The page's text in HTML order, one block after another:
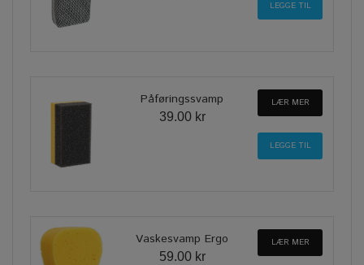
Påføringssvamp
39.00 kr
LÆR MER
Vaskesvamp Ergo
59.00 kr
LÆR MER